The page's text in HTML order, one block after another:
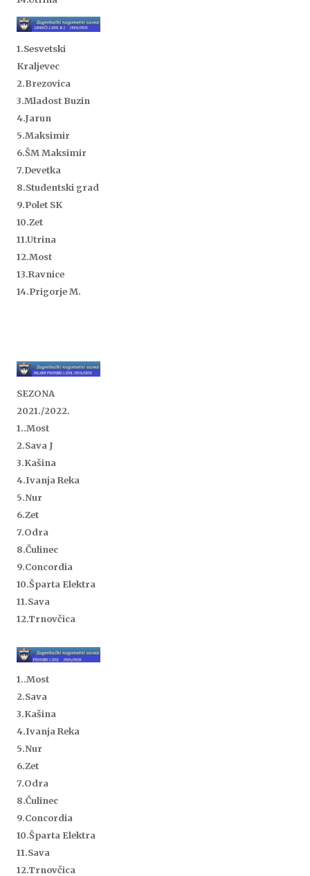
1.Sesvetski
Kraljevec
2.Brezovica
3.Mladost Buzin
4.Jarun
5.Maksimir
6.ŠM Maksimir
7.Devetka
8.Studentski grad
9.Polet SK
10.Zet
11.Utrina
12.Most
13.Ravnice
14.Prigorje M.
SEZONA
2021./2022.
1..Most
2.Sava J
3.Kašina
4.Ivanja Reka
5.Nur
6.Zet
7.Odra
8.Čulinec
9.Concordia
10.Šparta Elektra
11.Sava
12.Trnovčica
1..Most
2.Sava
3.Kašina
4.Ivanja Reka
5.Nur
6.Zet
7.Odra
8.Čulinec
9.Concordia
10.Šparta Elektra
11.Sava
12.Trnovčica